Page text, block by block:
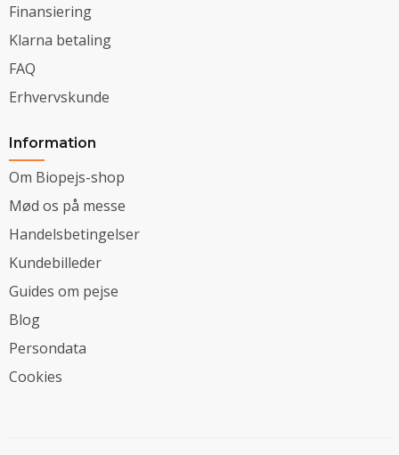
Finansiering
Klarna betaling
FAQ
Erhvervskunde
Information
Om Biopejs-shop
Mød os på messe
Handelsbetingelser
Kundebilleder
Guides om pejse
Blog
Persondata
Cookies